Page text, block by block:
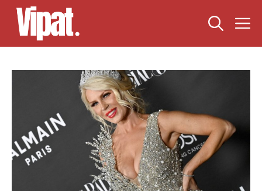
Skip
content